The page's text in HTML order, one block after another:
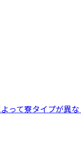
て寮タイプが異